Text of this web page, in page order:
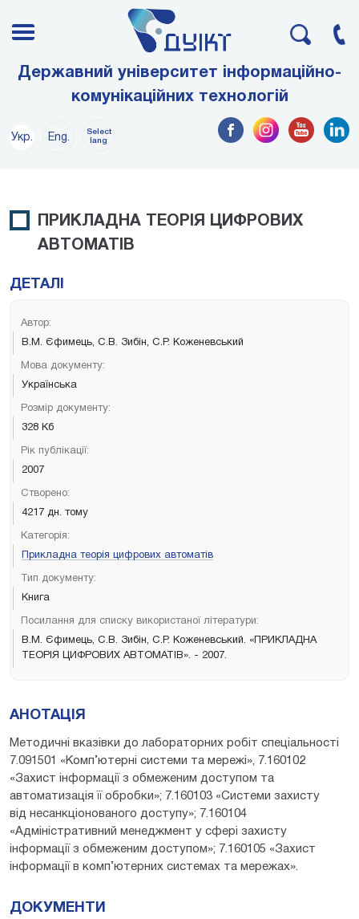
Державний університет інформаційно-
комунікаційних технологій
Укр. Eng.
Select
lang
ПРИКЛАДНА ТЕОРІЯ ЦИФРОВИХ
АВТОМАТІВ
ДЕТАЛІ
Автор:
В.М. Єфимець, С.В. Зибін, С.Р. Коженевський
Мова документу:
Українська
Розмір документу:
328 Кб
Рік публікації:
2007
Створено:
4217 дн. тому
Категорія:
Прикладна теорія цифрових автоматів
Тип документу:
Книга
Посилання для списку використаної літератури:
В.М. Єфимець, С.В. Зибін, С.Р. Коженевський. «ПРИКЛАДНА
ТЕОРІЯ ЦИФРОВИХ АВТОМАТІВ». - 2007.
АНОТАЦІЯ
Методичні вказівки до лабораторних робіт спеціальності
7.091501 «Комп’ютерні системи та мережі», 7.160102
«Захист інформації з обмеженим доступом та
автоматизація її обробки»; 7.160103 «Системи захисту
від несанкціонованого доступу»; 7.160104
«Адміністративний менеджмент у сфері захисту
інформації з обмеженим доступом»; 7.160105 «Захист
інформації в комп’ютерних системах та мережах».
ДОКУМЕНТИ